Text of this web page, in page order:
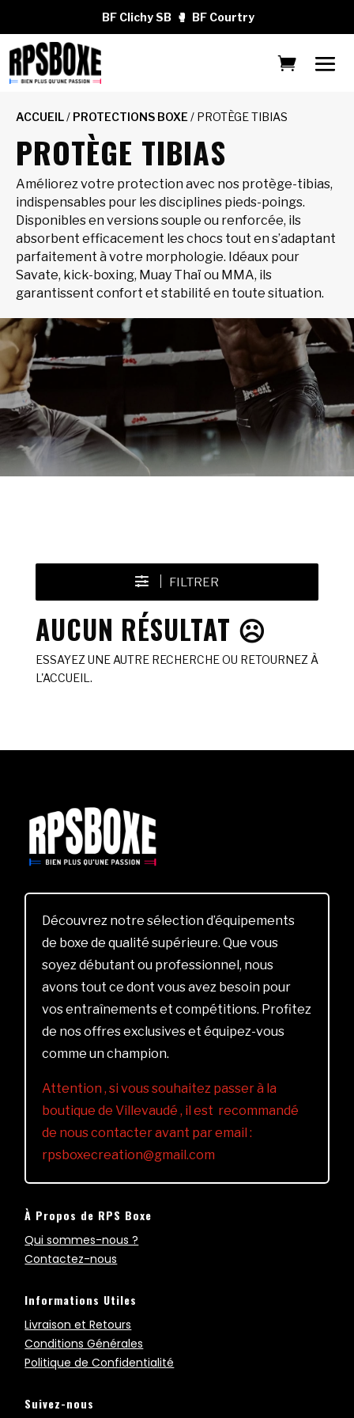
BF Clichy SB 🥊 BF Courtry
ACCUEIL/ PROTECTIONS BOXE / PROTÈGE TIBIAS
PROTÈGE TIBIAS
Améliorez votre protection avec nos protège-tibias,
indispensables pour les disciplines pieds-poings.
Disponibles en versions souple ou renforcée, ils
absorbent efficacement les chocs tout en s’adaptant
parfaitement à votre morphologie. Idéaux pour
Savate, kick-boxing, Muay Thaï ou MMA, ils
garantissent confort et stabilité en toute situation.
FILTRER
AUCUN RÉSULTAT ☹️
ESSAYEZ UNE AUTRE RECHERCHE OU RETOURNEZ À
L'ACCUEIL.
Découvrez notre sélection d’équipements
de boxe de qualité supérieure. Que vous
soyez débutant ou professionnel, nous
avons tout ce dont vous avez besoin pour
vos entraînements et compétitions. Profitez
de nos offres exclusives et équipez-vous
comme un champion.
Attention , si vous souhaitez passer à la
boutique de Villevaudé , il est recommandé
de nous contacter avant par email :
rpsboxecreation@gmail.com
À Propos de RPS Boxe
Qui sommes-nous ?
Contactez-nous
Informations Utiles
Livraison et Retours
Conditions Générales
Politique de Confidentialité
Suivez-nous